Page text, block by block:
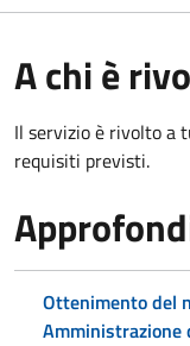
A chi è
Il servizio è rivolto a
requisiti previsti.
Ottenimento del
Amministrazione